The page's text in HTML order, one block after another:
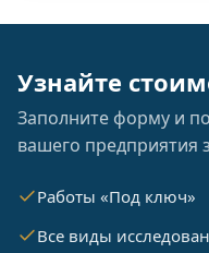
Узнайте
Заполните форму и
вашего предприятия
Работы «Под ключ»
Все виды